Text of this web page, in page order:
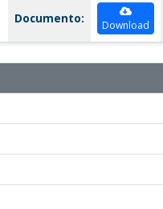
Documento: Download